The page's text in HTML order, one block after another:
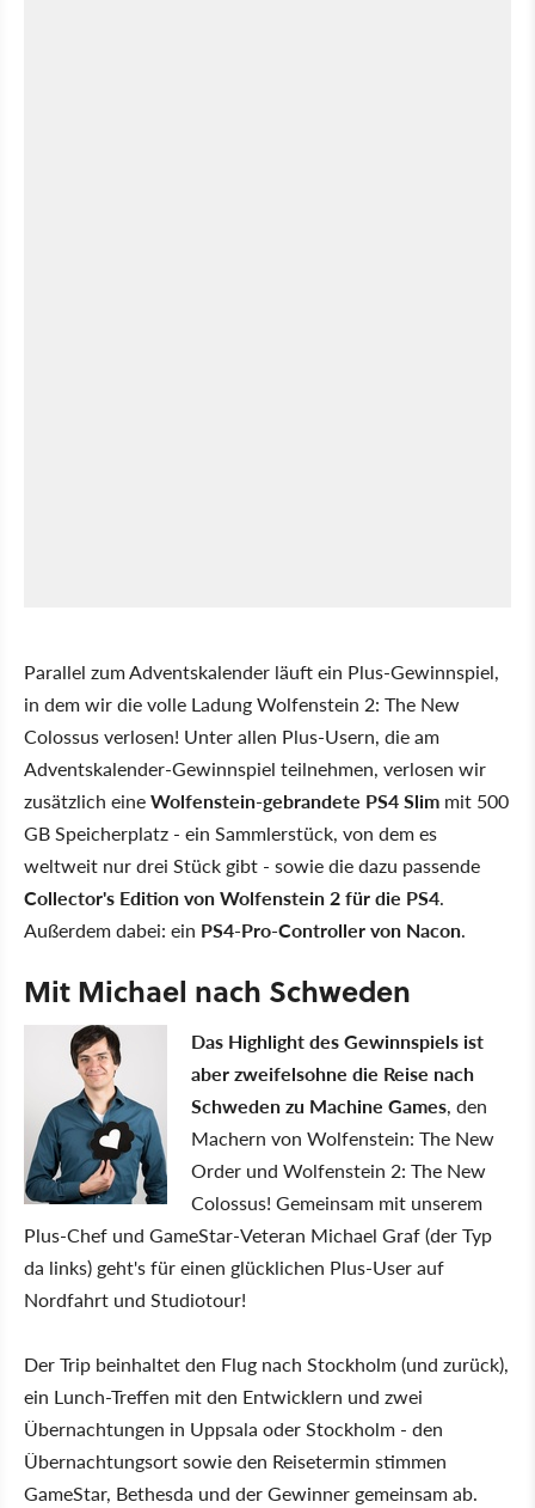
Parallel zum Adventskalender läuft ein Plus-Gewinnspiel,
in dem wir die volle Ladung Wolfenstein 2: The New
Colossus verlosen! Unter allen Plus-Usern, die am
Adventskalender-Gewinnspiel teilnehmen, verlosen wir
zusätzlich eineWolfenstein-gebrandete PS4 Slim mit 500
GB Speicherplatz - ein Sammlerstück, von dem es
weltweit nur drei Stück gibt - sowie die dazu passende
Collector's Edition von Wolfenstein 2 für die PS4.
Außerdem dabei: ein PS4-Pro-Controller von Nacon.
Mit Michael nach Schweden
Das Highlight des Gewinnspiels ist
aber zweifelsohne die Reise nach
Schweden zu Machine Games, den
Machern von Wolfenstein: The New
Order und Wolfenstein 2: The New
Colossus! Gemeinsam mit unserem
Plus-Chef und GameStar-Veteran Michael Graf (der Typ
da links) geht's für einen glücklichen Plus-User auf
Nordfahrt und Studiotour!
Der Trip beinhaltet den Flug nach Stockholm (und zurück),
ein Lunch-Treffen mit den Entwicklern und zwei
Übernachtungen in Uppsala oder Stockholm - den
Übernachtungsort sowie den Reisetermin stimmen
GameStar, Bethesda und der Gewinner gemeinsam ab.